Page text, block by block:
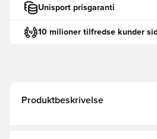
Unisport prisgaranti
10 milioner tilfredse kunder
Produktbeskrivelse